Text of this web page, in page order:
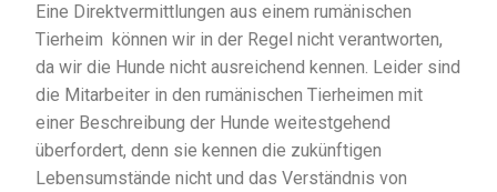
Eine Direktvermittlungen aus einem rumänischen
Tierheim können wir in der Regel nicht verantworten,
da wir die Hunde nicht ausreichend kennen. Leider sind
die Mitarbeiter in den rumänischen Tierheimen mit
einer Beschreibung der Hunde weitestgehend
überfordert, denn sie kennen die zukünftigen
Lebensumstände nicht und das Verständnis von